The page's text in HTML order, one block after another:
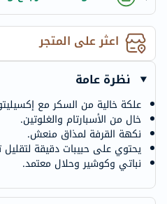
اعثر على المتجر
نظرة عامة
علكة خالية من السكر مع
خال من الأسبارتام والغلوتين.
نكهة القرفة لمذاق منعش.
يحتوي على حبيبات دقيقة لتقليل
نباتي وكوشير وحلال معتمد.